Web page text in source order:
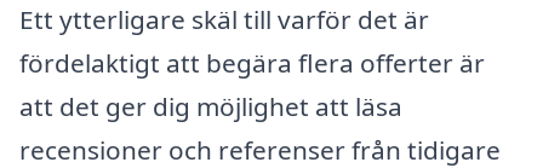
Ett ytterligare skäl till varför det är
fördelaktigt att begära flera offerter är
att det ger dig möjlighet att läsa
recensioner och referenser från tidigare